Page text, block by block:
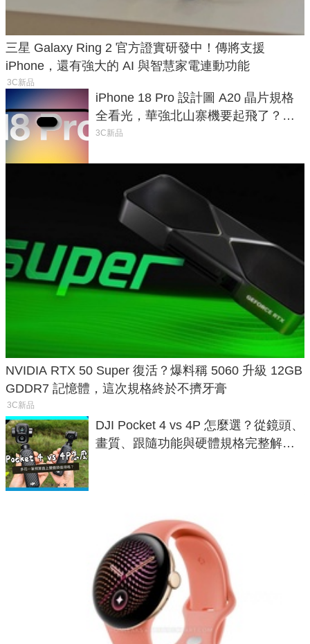
三星 Galaxy Ring 2 官方證實研發中！傳將支援
iPhone，還有強大的 AI 與智慧家電連動功能
3C新品
iPhone 18 Pro 設計圖 A20 晶片規格
全看光，華強北山寨機要起飛了？專
家曝山寨機無法復刻兩大關鍵
3C新品
NVIDIA RTX 50 Super 復活？爆料稱 5060 升級 12GB
GDDR7 記憶體，這次規格終於不擠牙膏
3C新品
DJI Pocket 4 vs 4P 怎麼選？從鏡頭、
畫質、跟隨功能與硬體規格完整解